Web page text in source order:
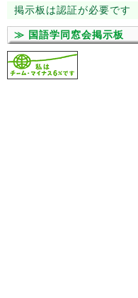
掲示板は認証が必要です
≫ 国語学同窓会掲示板